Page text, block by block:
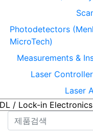
Photodetectors
MicroTech)
Measurements &
Laser
Laser